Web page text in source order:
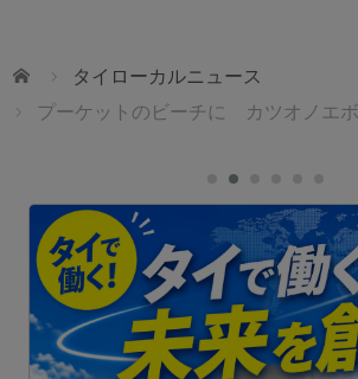
ホーム
タイローカルニュース
プーケットのビーチに カツオノエ